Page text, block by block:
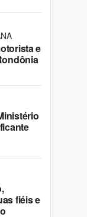
e
fiéis e